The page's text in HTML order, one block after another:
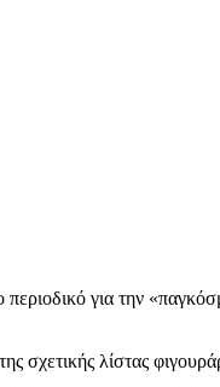
για την
σχετικής λίστας